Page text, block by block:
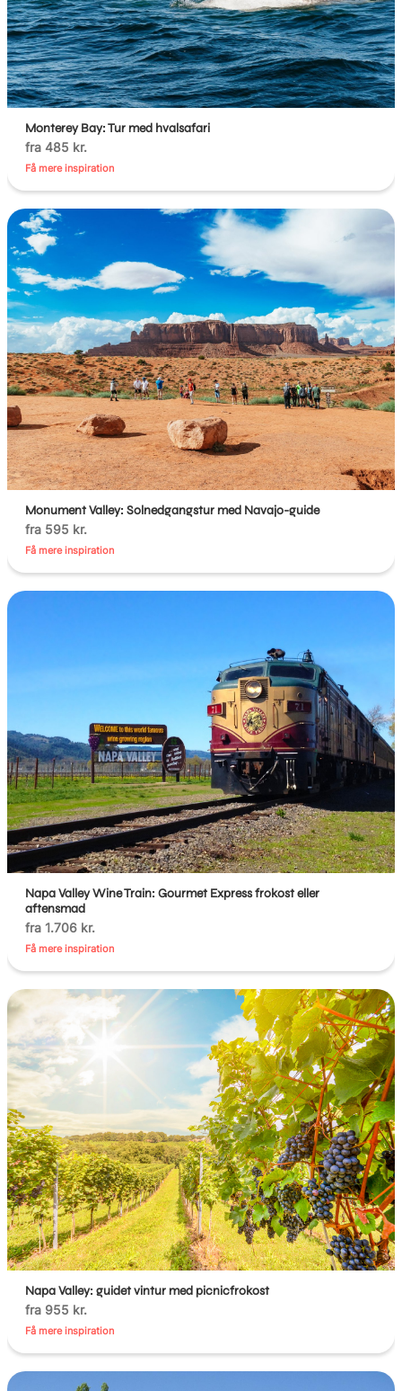
Monterey Bay: Tur med hvalsafari
fra 485 kr.
Få mere inspiration
Monument Valley: Solnedgangstur med Navajo-guide
fra 595 kr.
Få mere inspiration
Napa Valley Wine Train: Gourmet Express frokost eller
aftensmad
fra 1.706 kr.
Få mere inspiration
Napa Valley: guidet vintur med picnicfrokost
fra 955 kr.
Få mere inspiration